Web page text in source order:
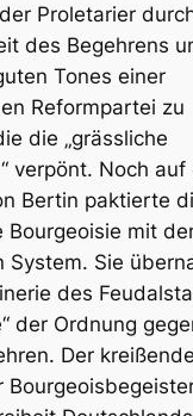
Proletarier
des Begehrens
Tones einer
Reformpartei zu
die „grässliche
verpönt. Noch auf
Bertin paktierte
Bourgeoisie mit
System. Sie
des
der Ordnung
Der